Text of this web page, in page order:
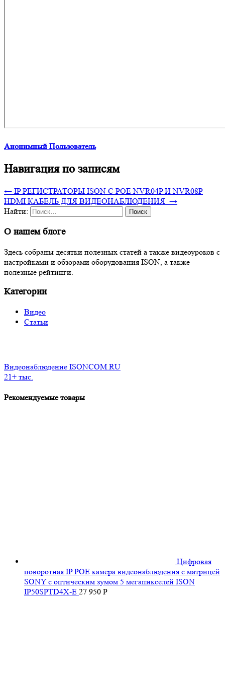
Анонимный Пользователь
Навигация по записям
← IP РЕГИСТРАТОРЫ ISON С POE NVR04P И NVR08P
HDMI КАБЕЛЬ ДЛЯ ВИДЕОНАБЛЮДЕНИЯ →
Найти:
О нашем блоге
Здесь собраны десятки полезных статей а также видеоуроков с
настройками и обзорами оборудования ISON, а также
полезные рейтинги.
Категории
Видео
Статьи
Видеонаблюдение ISONCOM.RU
21+ тыс.
Рекомендуемые товары
Цифровая
поворотная IP POE камера видеонаблюдения с матрицей
SONY с оптическим зумом 5 мегапикселей ISON
IP50SPTD4X-E 27 950 Р